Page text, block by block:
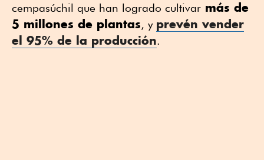
cempasúchil que han logrado cultivar más de
5 millones de plantas, y prevén vender
el 95% de la producción.